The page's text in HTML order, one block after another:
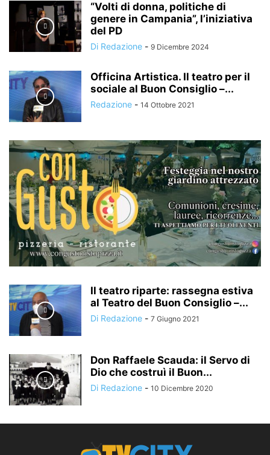
“Volti di donna, politiche di
genere in Campania”, l’iniziativa
del PD
Di Redazione - 9 Dicembre 2024
Officina Artistica. Il teatro per il
sociale al Buon Consiglio –...
Redazione - 14 Ottobre 2021
Il teatro riparte: rassegna estiva
al Teatro del Buon Consiglio –...
Di Redazione - 7 Giugno 2021
Don Raffaele Scauda: il Servo di
Dio che costruì il Buon...
Di Redazione - 10 Dicembre 2020